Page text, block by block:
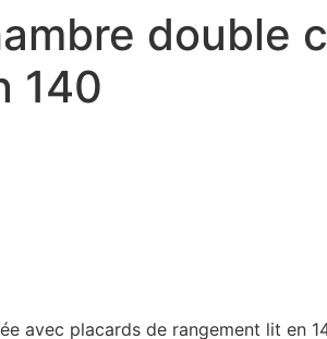
double
140
avec placards de rangement lit en